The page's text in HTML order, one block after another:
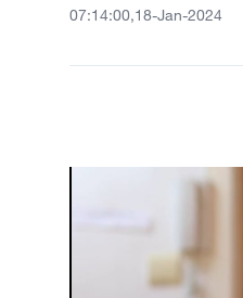
07:14:00,18-Jan-2024